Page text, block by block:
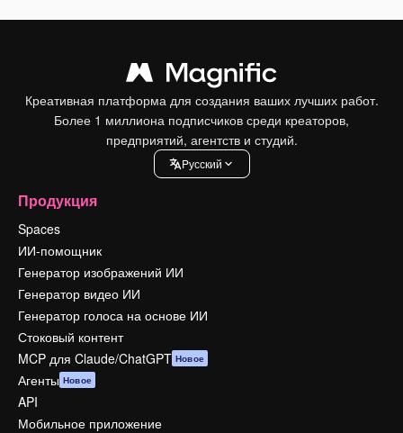
Креативная платформа для создания ваших лучших работ.
Более 1 миллиона подписчиков среди креаторов,
предприятий, агентств и студий.
Pусский
Продукция
Spaces
ИИ-помощник
Генератор изображений ИИ
Генератор видео ИИ
Генератор голоса на основе ИИ
Стоковый контент
MCP для Claude/ChatGPT Новое
Агенты Новое
API
Мобильное приложение